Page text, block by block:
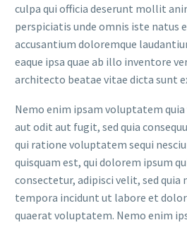
culpa qui officia deserunt mollit
perspiciatis unde omnis iste natus
accusantium doloremque
eaque ipsa quae ab illo inventore
architecto beatae vitae dicta sunt
Nemo enim ipsam voluptatem
aut odit aut fugit, sed quia
qui ratione voluptatem sequi
quisquam est, qui dolorem ipsum
consectetur, adipisci velit, sed quia
tempora incidunt ut labore et
quaerat voluptatem. Nemo enim